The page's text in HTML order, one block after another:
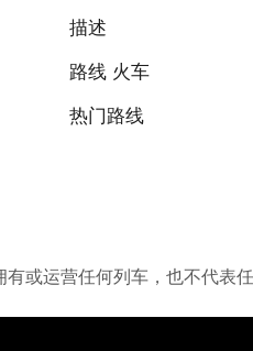
描述
路线 火车
热门路线
或运营任何列车，也不代表